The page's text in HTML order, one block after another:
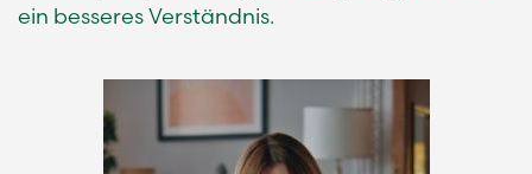
ein besseres Verständnis.